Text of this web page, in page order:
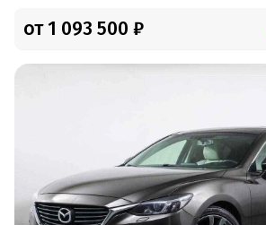
от 1 093 500 ₽